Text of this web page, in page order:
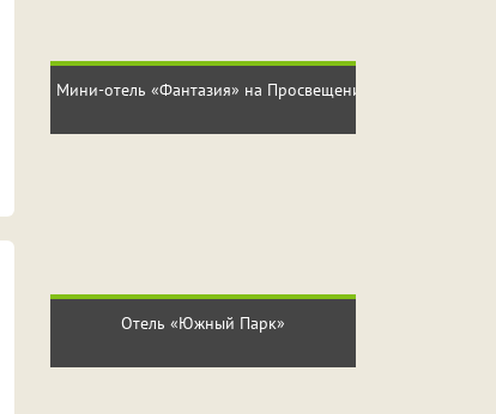
Мини-отель «Фантазия» на Просвещения
Отель «Южный Парк»